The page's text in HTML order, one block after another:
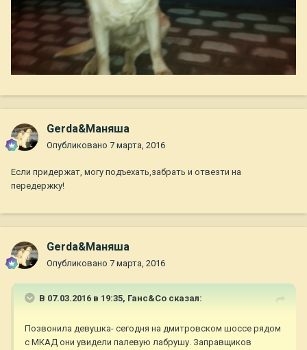
Gerda&Маняша
Опубликовано 7 марта, 2016
Если придержат, могу подъехать,забрать и отвезти на
передержку!
Gerda&Маняша
Опубликовано 7 марта, 2016
В 07.03.2016 в 19:35, Ганс&Co сказал:
Позвонила девушка- сегодня на дмитровском шоссе рядом
с МКАД они увидели палевую лабрушу. Заправщиков